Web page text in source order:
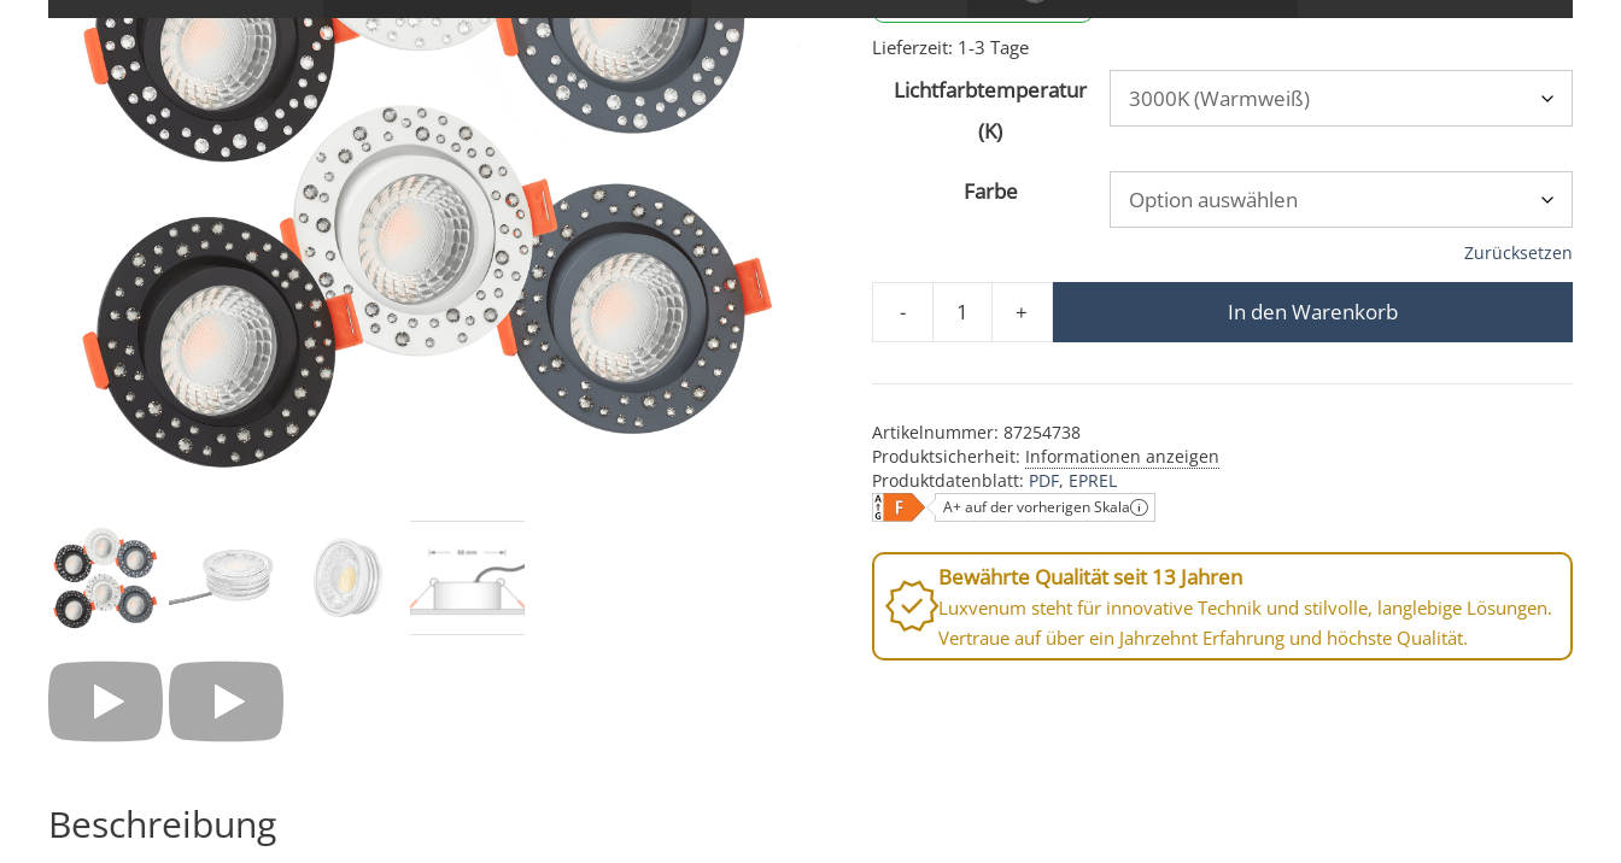
Lieferzeit: 1-3 Tage
Lichtfarbtemperatur
(K)
Farbe
Zurücksetzen
-
Forma Diamond | LED-Einbaustrahler 230V | extra flach 25mm | DIMMBAR
+ In den Warenkorb
Artikelnummer: 87254738
Produktsicherheit: Informationen anzeigen
Produktdatenblatt: PDF EPREL
A+ auf der vorherigen Skala
Bewährte Qualität seit 13 Jahren
Luxvenum steht für innovative Technik und stilvolle, langlebige Lösungen.
Vertraue auf über ein Jahrzehnt Erfahrung und höchste Qualität.
Beschreibung